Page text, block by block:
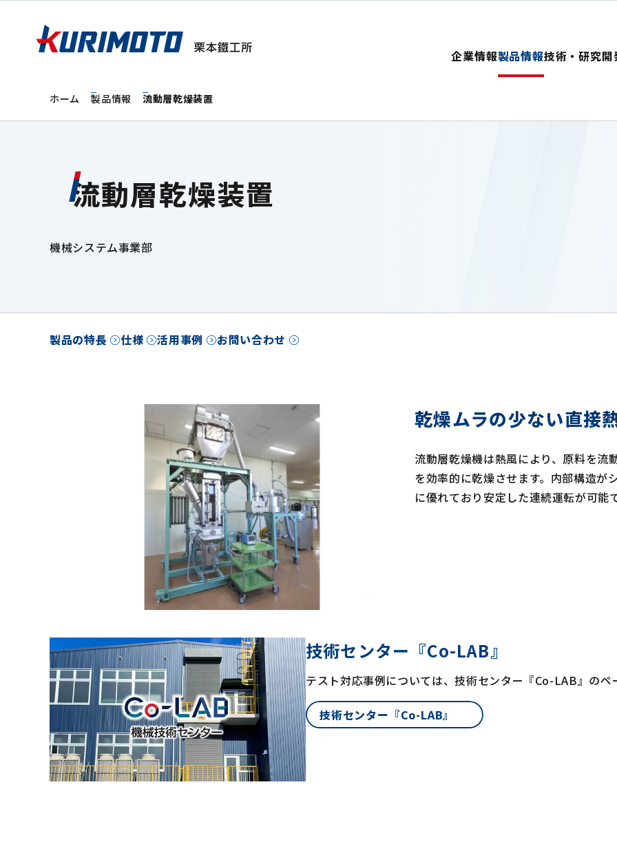
企業情報製品情報技術・研究開
ホーム 製品情報 流動層乾燥装置
流動層乾燥装置
機械システム事業部
製品の特長 仕様 活用事例 お問い合わせ
乾燥ムラの少ない直接
流動層乾燥機は熱風により、原料を流
を効率的に乾燥させます。内部構造が
に優れており安定した連続運転が可能で
技術センター『Co-LAB』
テスト対応事例については、技術センター『Co-LAB』のペ
技術センター『Co-LAB』